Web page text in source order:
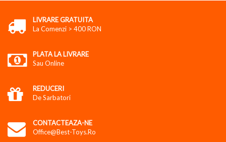
LIVRARE GRATUITA
La Comenzi > 400 RON
PLATA LA LIVRARE
Sau Online
REDUCERI
De Sarbatori
CONTACTEAZA-NE
Office@best-Toys.ro